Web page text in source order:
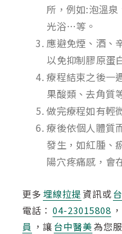
所，例如:泡溫泉
光浴…等。
應避免煙、酒、
以免抑制膠原蛋
療程結束之後一
果酸類、去角質
做完療程如有輕
療後依個人體質
發生，如紅腫、
陽穴疼痛感，會
更多 埋線拉提 資訊或
電話： 04-23015808
員 ，讓台中醫美為您